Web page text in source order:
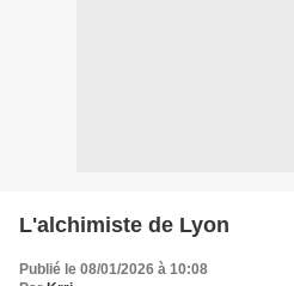
L'alchimiste de Lyon
Publié le 08/01/2026 à 10:08